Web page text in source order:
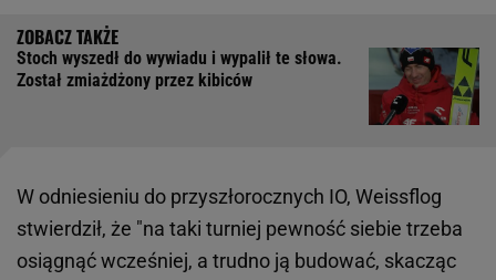
Stoch wyszedł do wywiadu i wypalił te słowa.
Został zmiażdżony przez kibiców
W odniesieniu do przyszłorocznych IO, Weissflog
stwierdził, że "na taki turniej pewność siebie trzeba
osiągnąć wcześniej, a trudno ją budować, skacząc